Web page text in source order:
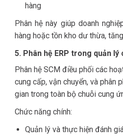
hàng
Phân hệ này giúp doanh
hàng hoặc tồn kho dư thừa,
5. Phân hệ ERP trong quản
Phân hệ SCM điều phối các
cung cấp, vận chuyển, và phân
gian trong toàn bộ chuỗi cung
Chức năng chính:
Quản lý và thực hiện đánh